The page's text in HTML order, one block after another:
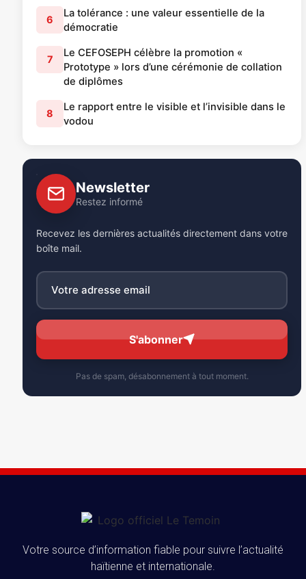
6
La tolérance : une valeur essentielle de la
démocratie
7
Le CEFOSEPH célèbre la promotion «
Prototype » lors d’une cérémonie de collation
de diplômes
8
Le rapport entre le visible et l’invisible dans le
vodou
Newsletter
Restez informé
Recevez les dernières actualités directement dans votre
boîte mail.
S'abonner
Pas de spam, désabonnement à tout moment.
Votre source d’information fiable pour suivre l’actualité
haïtienne et internationale.